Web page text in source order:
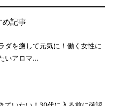
め記事
ダを癒して元気に！働く女性に
いアロマ...